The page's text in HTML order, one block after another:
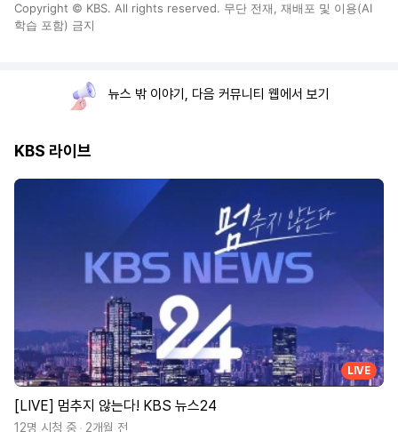
Copyright © KBS. All rights reserved. 무단 전재, 재배포 및 이용(AI
학습 포함) 금지
뉴스 밖 이야기, 다음 커뮤니티 웹에서 보기
KBS 라이브
LIVE
[LIVE] 멈추지 않는다! KBS 뉴스24
12명 시청 중 2개월 전